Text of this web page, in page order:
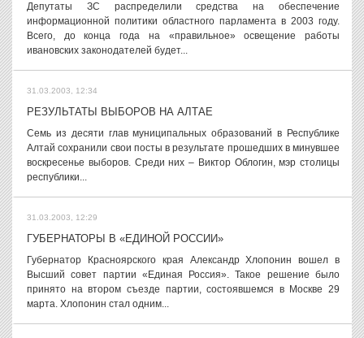
Депутаты ЗС распределили средства на обеспечение
информационной политики областного парламента в 2003 году.
Всего, до конца года на «правильное» освещение работы
ивановских законодателей будет...
31.03.2003, 12:34
РЕЗУЛЬТАТЫ ВЫБОРОВ НА АЛТАЕ
Семь из десяти глав муниципальных образований в Республике
Алтай сохранили свои посты в результате прошедших в минувшее
воскресенье выборов. Среди них – Виктор Облогин, мэр столицы
республики...
31.03.2003, 12:29
ГУБЕРНАТОРЫ В «ЕДИНОЙ РОССИИ»
Губернатор Красноярского края Александр Хлопонин вошел в
Высший совет партии «Единая Россия». Такое решение было
принято на втором съезде партии, состоявшемся в Москве 29
марта. Хлопонин стал одним...